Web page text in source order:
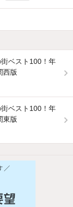
ベスト100！年
西版
ベスト100！年
東版